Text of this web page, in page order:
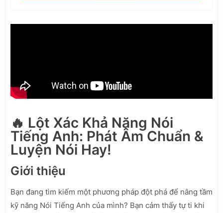
🔥 Lột Xác Khả Năng Nói
Tiếng Anh: Phát Âm Chuẩn &
Luyện Nói Hay!
Giới thiệu
Bạn đang tìm kiếm một phương pháp đột phá để nâng tầm
kỹ năng Nói Tiếng Anh của mình? Bạn cảm thấy tự ti khi